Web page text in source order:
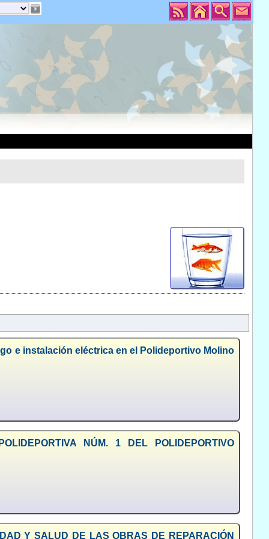
e instalación eléctrica en el Polideportivo Molino
NÚM. 1 DEL POLIDEPORTIVO
Y SALUD DE LAS OBRAS DE REPARACIÓN